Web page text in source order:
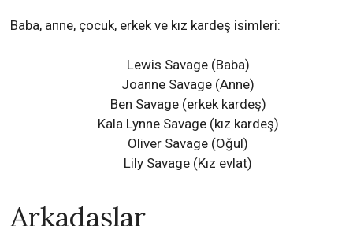
Baba, anne, çocuk, erkek ve kız kardeş isimleri:
Lewis Savage (Baba)
Joanne Savage (Anne)
Ben Savage (erkek kardeş)
Kala Lynne Savage (kız kardeş)
Oliver Savage (Oğul)
Lily Savage (Kız evlat)
Arkadaşlar